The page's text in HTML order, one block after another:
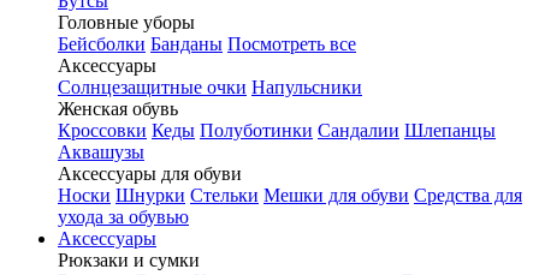
Головные уборы
Бейсболки Банданы Посмотреть все
Аксессуары
Солнцезащитные очки Напульсники
Женская обувь
Кроссовки Кеды Полуботинки Сандалии Шлепанцы
Аквашузы
Аксессуары для обуви
Носки Шнурки Стельки Мешки для обуви Средства для
ухода за обувью
Аксессуары
Рюкзаки и сумки